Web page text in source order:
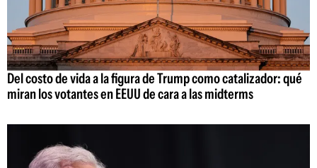
Del costo de vida a la figura de Trump como catalizador: qué
miran los votantes en EEUU de cara a las midterms